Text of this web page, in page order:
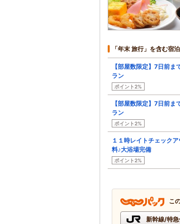
「年末 旅行」を含む宿
【部屋数限定】7日前ま
ラン
ポイント2%
【部屋数限定】7日前ま
ラン
ポイント2%
１１時レイトチェック
料♪大浴場完備
ポイント2%
こ
新幹線/特